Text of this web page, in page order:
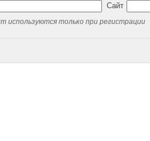
Сайт
используются только при регистрации